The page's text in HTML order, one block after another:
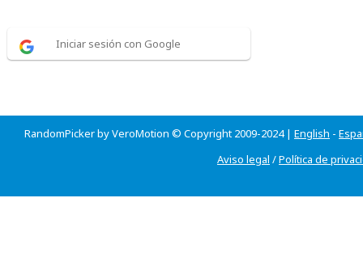
Iniciar sesión con Google
RandomPicker by VeroMotion © Copyright 2009-2024 | English -
Aviso legal /Política de